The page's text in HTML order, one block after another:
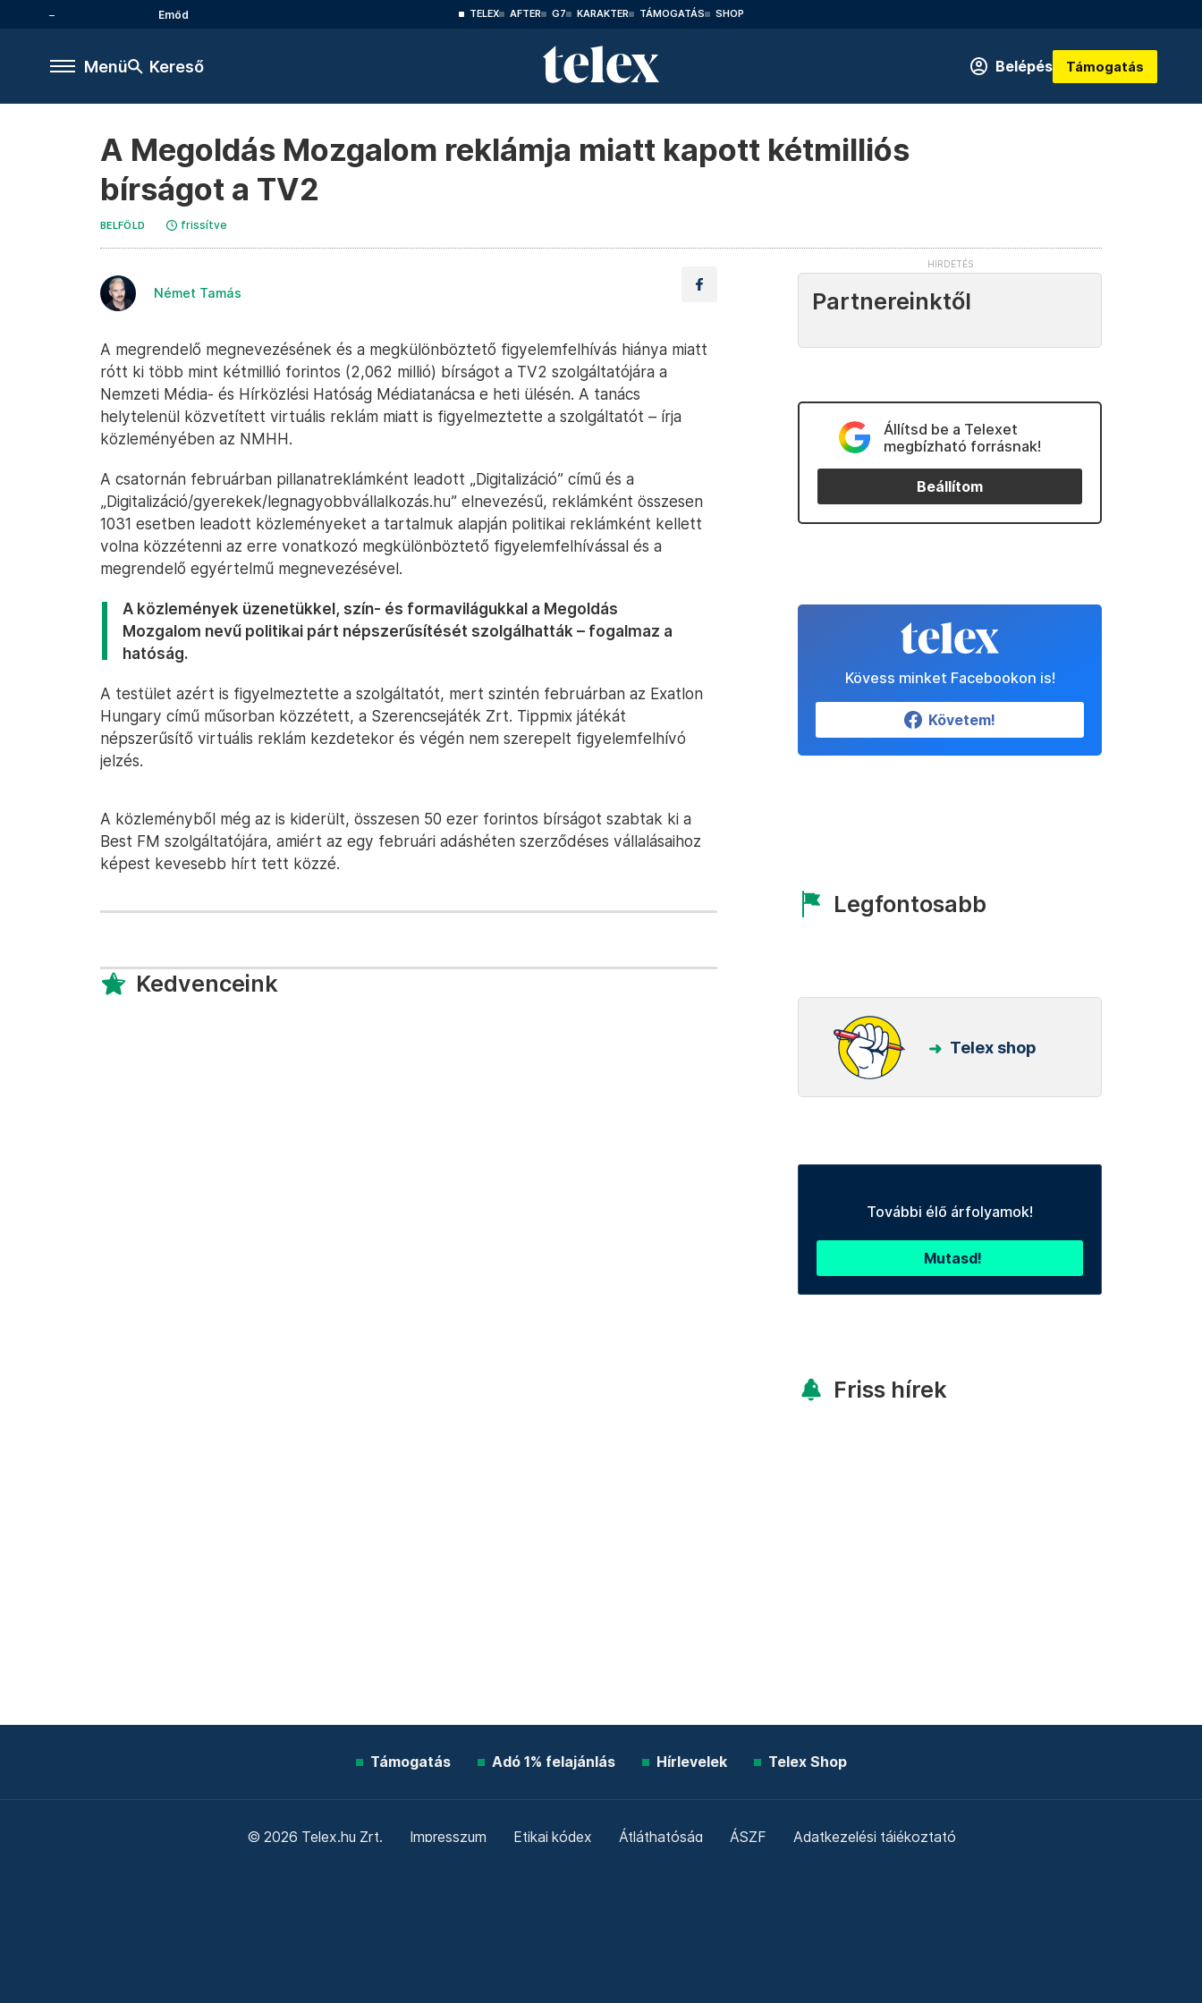
Emőd TELEX AFTER G7 KARAKTER TÁMOGATÁS SHOP
Menü Kereső Belépés Támogatás
A Megoldás Mozgalom reklámja miatt kapott kétmilliós
bírságot a TV2
BELFÖLD frissítve
Német Tamás
A megrendelő megnevezésének és a megkülönböztető figyelemfelhívás hiánya miatt
rótt ki több mint kétmillió forintos (2,062 millió) bírságot a TV2 szolgáltatójára a
Nemzeti Média- és Hírközlési Hatóság Médiatanácsa e heti ülésén. A tanács
helytelenül közvetített virtuális reklám miatt is figyelmeztette a szolgáltatót – írja
közleményében az NMHH.
A csatornán februárban pillanatreklámként leadott „Digitalizáció” című és a
„Digitalizáció/gyerekek/legnagyobbvállalkozás.hu” elnevezésű, reklámként összesen
1031 esetben leadott közleményeket a tartalmuk alapján politikai reklámként kellett
volna közzétenni az erre vonatkozó megkülönböztető figyelemfelhívással és a
megrendelő egyértelmű megnevezésével.
A közlemények üzenetükkel, szín- és formavilágukkal a Megoldás
Mozgalom nevű politikai párt népszerűsítését szolgálhatták – fogalmaz a
hatóság.
A testület azért is figyelmeztette a szolgáltatót, mert szintén februárban az Exatlon
Hungary című műsorban közzétett, a Szerencsejáték Zrt. Tippmix játékát
népszerűsítő virtuális reklám kezdetekor és végén nem szerepelt figyelemfelhívó
jelzés.
A közleményből még az is kiderült, összesen 50 ezer forintos bírságot szabtak ki a
Best FM szolgáltatójára, amiért az egy februári adáshéten szerződéses vállalásaihoz
képest kevesebb hírt tett közzé.
Kedvenceink
Partnereinktől
Állítsd be a Telexet
megbízható forrásnak!
Beállítom
Kövess minket Facebookon is!
Követem!
Legfontosabb
Telex shop
További élő árfolyamok!
Mutasd!
Friss hírek
Támogatás Adó 1% felajánlás Hírlevelek Telex Shop
© 2026 Telex.hu Zrt. Impresszum Etikai kódex Átláthatóság ÁSZF Adatkezelési tájékoztató